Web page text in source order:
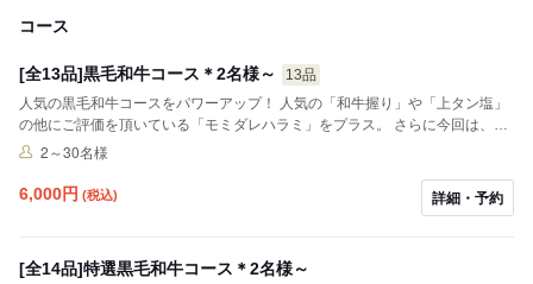
コース
[全13品]黒毛和牛コース＊2名様～
13品
人気の黒毛和牛コースをパワーアップ！ 人気の「和牛握り」や「上タン塩」
の他にご評価を頂いている「モミダレハラミ」をプラス。 さらに今回は、希
少部位を使用して「焼しゃぶ」を追加致しました。 自慢の「きみダレ」につ
2～30名様
6,000円 (税込) 詳細・予約
[全14品]特選黒毛和牛コース＊2名様～